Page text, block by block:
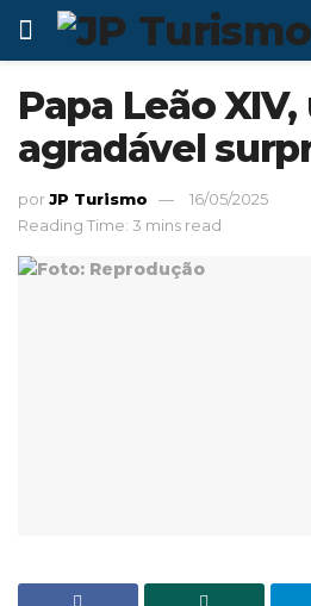
Papa Leão
agradável
porJP Turismo
16/05/2025
Reading Time: 3 mins read